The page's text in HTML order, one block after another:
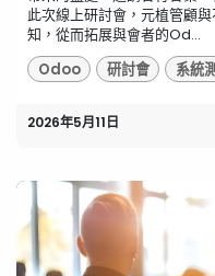
此次線上研討會，元植管顧
知，從而拓展與會者的Od...
Odoo
研討會 系統
2026年5月11日